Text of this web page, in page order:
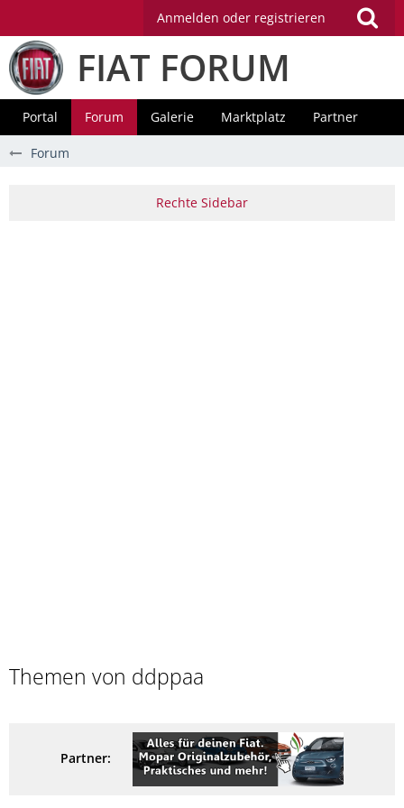
Anmelden oder registrieren
FIAT FORUM
Portal Forum Galerie Marktplatz Partner
Forum
Themen von ddppaa
Partner: